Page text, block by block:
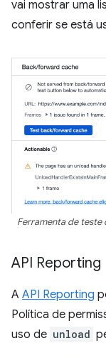
vai mostrar uma
conferir se está
Ferramenta de teste
API Reporting
A API Reporting
Política de
uso de unload